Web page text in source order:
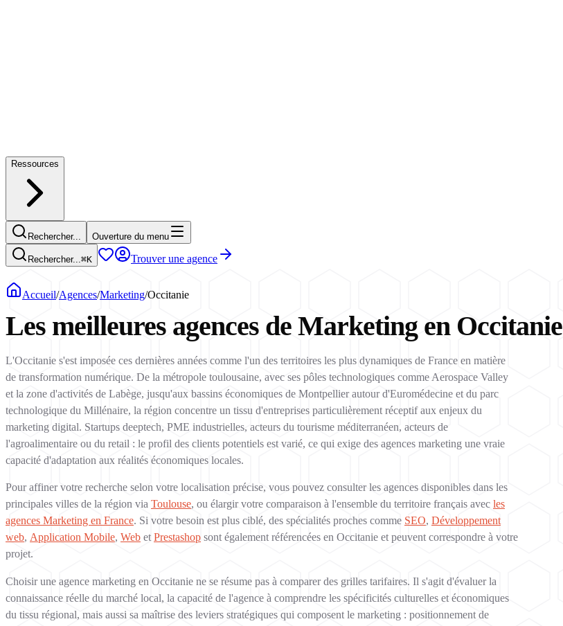
Ressources
Rechercher... Ouverture du menu
Rechercher...⌘K Trouver une agence
Accueil/Agences/Marketing/Occitanie
Les meilleures agences de Marketing en Occitanie
L'Occitanie s'est imposée ces dernières années comme l'un des territoires les plus dynamiques de France en matière
de transformation numérique. De la métropole toulousaine, avec ses pôles technologiques comme Aerospace Valley
et la zone d'activités de Labège, jusqu'aux bassins économiques de Montpellier autour d'Euromédecine et du parc
technologique du Millénaire, la région concentre un tissu d'entreprises particulièrement réceptif aux enjeux du
marketing digital. Startups deeptech, PME industrielles, acteurs du tourisme méditerranéen, acteurs de
l'agroalimentaire ou du retail : le profil des clients potentiels est varié, ce qui exige des agences marketing une vraie
capacité d'adaptation aux réalités économiques locales.
Pour affiner votre recherche selon votre localisation précise, vous pouvez consulter les agences disponibles dans les
principales villes de la région via Toulouse, ou élargir votre comparaison à l'ensemble du territoire français avec les
agences Marketing en France. Si votre besoin est plus ciblé, des spécialités proches comme SEO, Développement
web, Application Mobile, Web et Prestashop sont également référencées en Occitanie et peuvent correspondre à votre
projet.
Choisir une agence marketing en Occitanie ne se résume pas à comparer des grilles tarifaires. Il s'agit d'évaluer la
connaissance réelle du marché local, la capacité de l'agence à comprendre les spécificités culturelles et économiques
du tissu régional, mais aussi sa maîtrise des leviers stratégiques qui composent le marketing : positionnement de